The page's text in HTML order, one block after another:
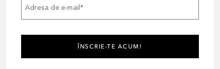
Adresa de e-mail*
ÎNSCRIE-TE ACUM!